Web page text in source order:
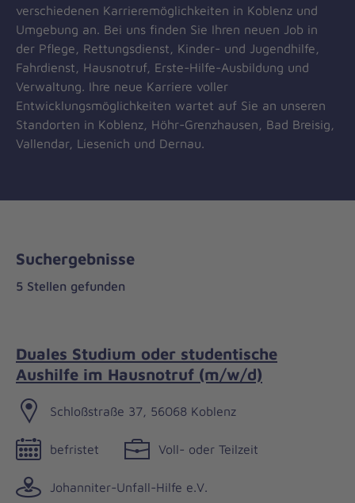
verschiedenen Karrieremöglichkeiten in Koblenz und
Umgebung an. Bei uns finden Sie Ihren neuen Job in
der Pflege, Rettungsdienst, Kinder- und Jugendhilfe,
Fahrdienst, Hausnotruf, Erste-Hilfe-Ausbildung und
Verwaltung. Ihre neue Karriere voller
Entwicklungsmöglichkeiten wartet auf Sie an unseren
Standorten in Koblenz, Höhr-Grenzhausen, Bad Breisig,
Vallendar, Liesenich und Dernau.
Suchergebnisse
5 Stellen gefunden
Duales Studium oder studentische
Aushilfe im Hausnotruf (m/w/d)
Schloßstraße 37, 56068 Koblenz
befristet Voll- oder Teilzeit
Johanniter-Unfall-Hilfe e.V.